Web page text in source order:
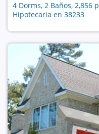
4 Dorms, 2 Baños, 2,856
Hipotecaria en 38233